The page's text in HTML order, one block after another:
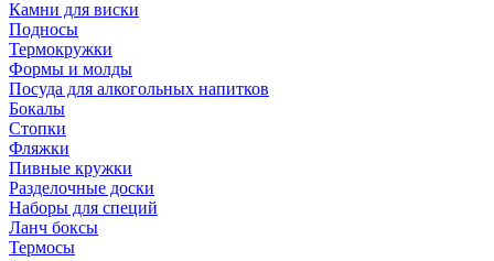
Камни для виски
Подносы
Термокружки
Формы и молды
Посуда для алкогольных напитков
Бокалы
Стопки
Фляжки
Пивные кружки
Разделочные доски
Наборы для специй
Ланч боксы
Термосы